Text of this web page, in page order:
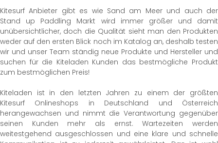
Kitesurf Anbieter gibt es wie Sand am Meer und auch der
Stand up Paddling Markt wird immer größer und damit
unübersichtlicher, doch die Qualität sieht man den Produkten
weder auf den ersten Blick noch im Katalog an, deshalb testen
wir und unser Team ständig neue Produkte und Hersteller und
suchen für die Kiteladen Kunden das bestmögliche Produkt
zum bestmöglichen Preis!
Kiteladen ist in den letzten Jahren zu einem der größten
Kitesurf Onlineshops in Deutschland und Österreich
herangewachsen und nimmt die Verantwortung gegenüber
seinen Kunden mehr als ernst. Wartezeiten werden
weitestgehend ausgeschlossen und eine klare und schnelle